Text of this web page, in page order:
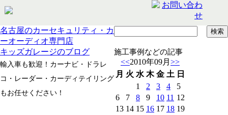
名古屋のカーセキュリティ・カ
ーオーディオ専門店
キッズガレージのブログ
輸入車も歓迎！カーナビ・ドラレ
コ・レーダー・カーディテイリング
もお任せください！
施工事例などの記事
<<2010年09月 >>
月 火 水 木 金 土 日
1
2 3 4
5
6
7 8 9 10 11 12
13 14 15 16 17 18 19